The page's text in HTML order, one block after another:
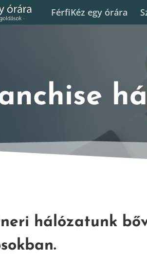
FérfiKéz egy órára
hálózatunk